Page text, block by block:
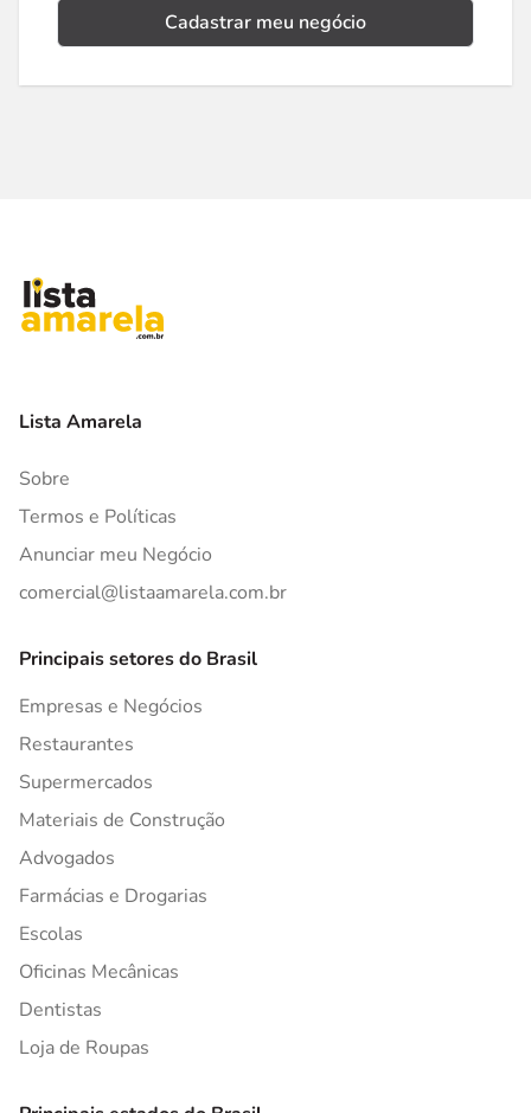
Cadastrar meu negócio
Lista Amarela
Sobre
Termos e Políticas
Anunciar meu Negócio
comercial@listaamarela.com.br
Principais setores do Brasil
Empresas e Negócios
Restaurantes
Supermercados
Materiais de Construção
Advogados
Farmácias e Drogarias
Escolas
Oficinas Mecânicas
Dentistas
Loja de Roupas